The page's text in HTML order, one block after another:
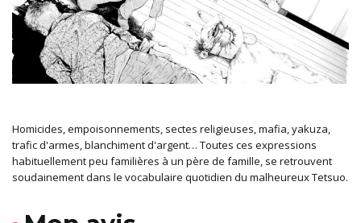
Homicides, empoisonnements, sectes religieuses, mafia, yakuza,
trafic d'armes, blanchiment d'argent… Toutes ces expressions
habituellement peu familières à un père de famille, se retrouvent
soudainement dans le vocabulaire quotidien du malheureux Tetsuo.